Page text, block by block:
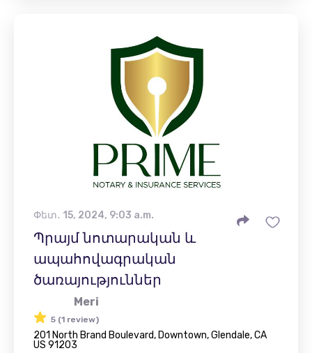
Փետ․ 15, 2024, 9:03 a.m.
Պրայմ նոտարական և
ապահովագրական
ծառայություններ
Meri
5 (1 review)
201 North Brand Boulevard, Downtown, Glendale, CA
US 91203